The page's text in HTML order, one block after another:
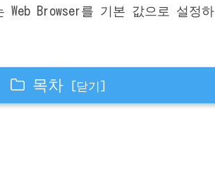
Browser를 기본 값으로 설정
목차